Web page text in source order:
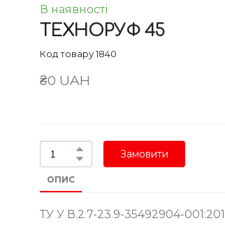
В наявності
ТЕХНОРУФ 45
Код товару 1840
₴0 UAH
Замовити
ОПИС
ТУ У В.2.7-23.9-35492904-